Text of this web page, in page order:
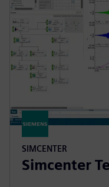
SIMCENTER
Simcenter